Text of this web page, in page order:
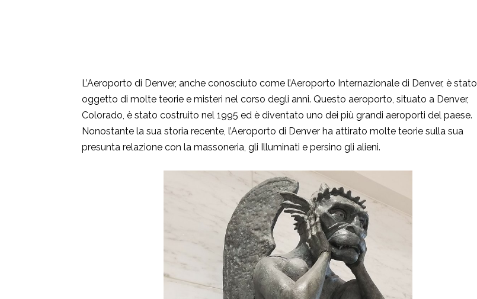
L’Aeroporto di Denver, anche conosciuto come l’Aeroporto Internazionale di Denver, è stato
oggetto di molte teorie e misteri nel corso degli anni. Questo aeroporto, situato a Denver,
Colorado, è stato costruito nel 1995 ed è diventato uno dei più grandi aeroporti del paese.
Nonostante la sua storia recente, l’Aeroporto di Denver ha attirato molte teorie sulla sua
presunta relazione con la massoneria, gli Illuminati e persino gli alieni.